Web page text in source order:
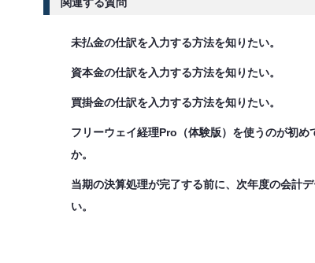
未払金の仕訳を入力する方法を知りたい。
資本金の仕訳を入力する方法を知りたい。
買掛金の仕訳を入力する方法を知りたい。
フリーウェイ経理Pro（体験版）を使うのが初
か。
当期の決算処理が完了する前に、次年度の会計
い。